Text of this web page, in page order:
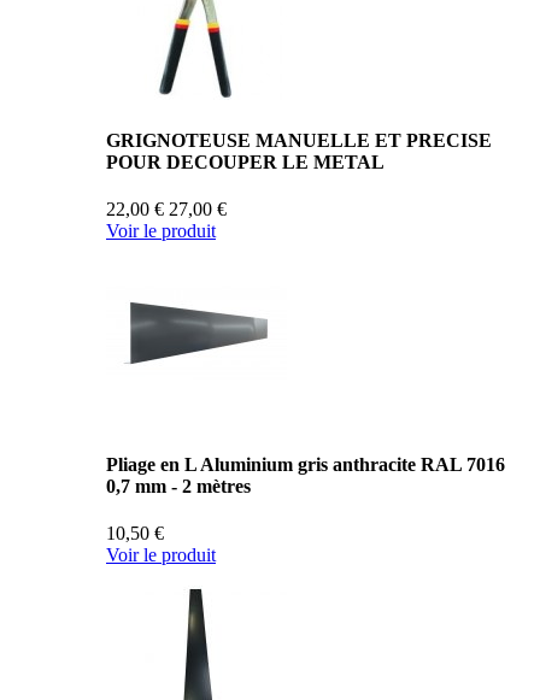
GRIGNOTEUSE MANUELLE ET PRECISE
POUR DECOUPER LE METAL
22,00 € 27,00 €
Voir le produit
Pliage en L Aluminium gris anthracite RAL 7016
0,7 mm - 2 mètres
10,50 €
Voir le produit